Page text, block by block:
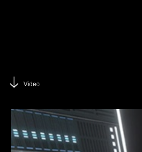
Video